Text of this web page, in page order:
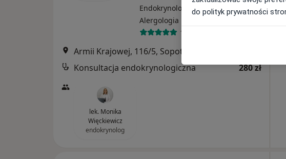
Endokrynologia, Dermatologia,
Alergologia
1175 opinii
Armii Krajowej, 116/5, Sopot
Konsultacja endokrynologiczna
280 zł
lek. Monika
Więckiewicz
endokrynolog
do polityk prywatności